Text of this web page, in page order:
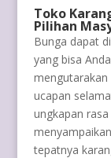
Toko
Pilihan
Bunga dapat
yang bisa
mengutarakan
ucapan
ungkapan
tepatnya